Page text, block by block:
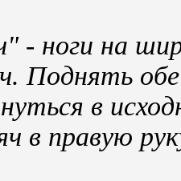
- ноги на
Поднять
в
в правую